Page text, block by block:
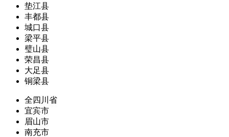
垫江县
丰都县
城口县
梁平县
璧山县
荣昌县
大足县
铜梁县
全四川省
宜宾市
眉山市
南充市